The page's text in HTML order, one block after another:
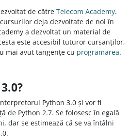
de către Telecom Academy.
deja dezvoltate de noi în
a dezvoltat un material de
este accesibil tuturor cursanților,
mai avut tangențe cu programarea.
Python 3.0 și vor fi
de Python 2.7. Se folosesc în egală
dar se estimează că se va întâlni